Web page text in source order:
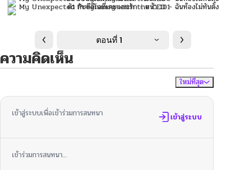
ตอนที่ 1
ความคิดเห็น
ใหม่ที่สุด
เข้าสู่ระบบเพื่อเข้าร่วมการสนทนา เข้าสู่ระบบ
เข้าร่วมการสนทนา...